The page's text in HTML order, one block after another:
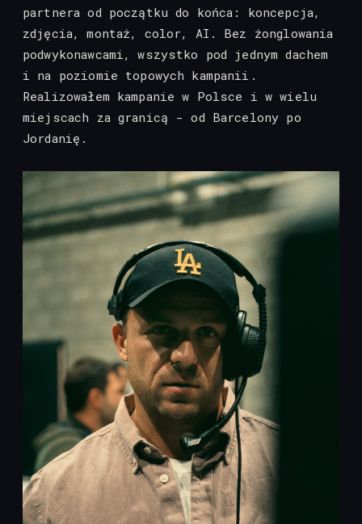
partnera od początku do końca: koncepcja,
zdjęcia, montaż, color, AI. Bez żonglowania
podwykonawcami, wszystko pod jednym dachem
i na poziomie topowych kampanii.
Realizowałem kampanie w Polsce i w wielu
miejscach za granicą - od Barcelony po
Jordanię.